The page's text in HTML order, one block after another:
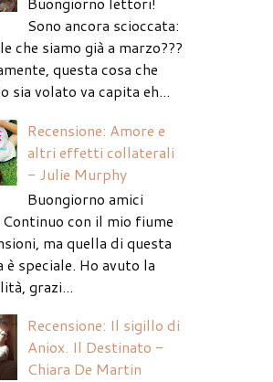
Sono ancora scioccata:
che siamo già a marzo???
questa cosa che
sia volato va capita eh...
Recensione: Amore e
altri effetti collaterali
- Julie Murphy
Buongiorno amici
con il mio fiume
ma quella di questa
è speciale. Ho avuto la
grazi...
Recensione: Il sigillo di
Aniox. Il Destinato -
Chiara De Martin